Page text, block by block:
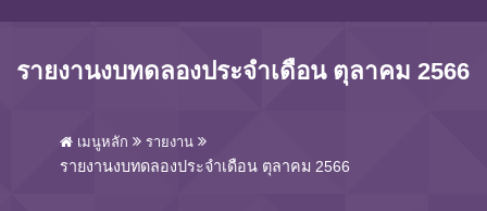
รายงานงบทดลองประจำเดือน ตุลาคม 2566
เมนูหลัก รายงาน
รายงานงบทดลองประจำเดือน ตุลาคม 2566